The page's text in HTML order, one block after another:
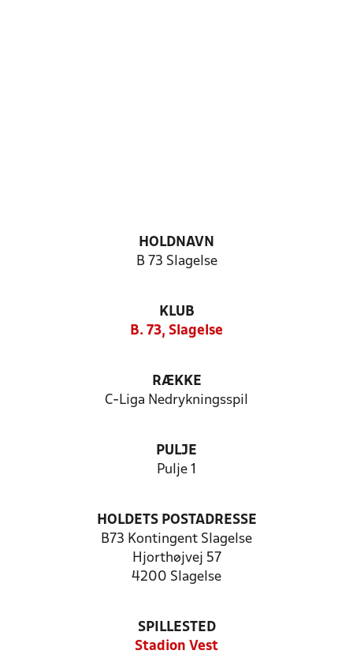
HOLDNAVN
B 73 Slagelse
KLUB
B. 73, Slagelse
RÆKKE
C-Liga Nedrykningsspil
PULJE
Pulje 1
HOLDETS POSTADRESSE
B73 Kontingent Slagelse
Hjorthøjvej 57
4200 Slagelse
SPILLESTED
Stadion Vest